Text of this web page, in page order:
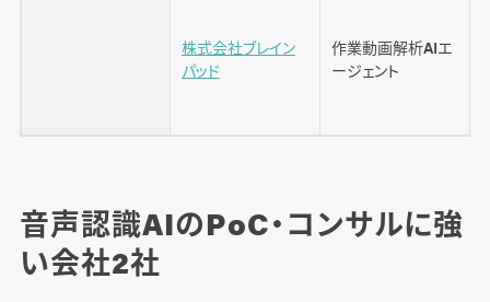
株式会社ブレイン
パッド
作業動画解析AIエ
ージェント
音声認識AIのPoC・コンサルに強
い会社2社